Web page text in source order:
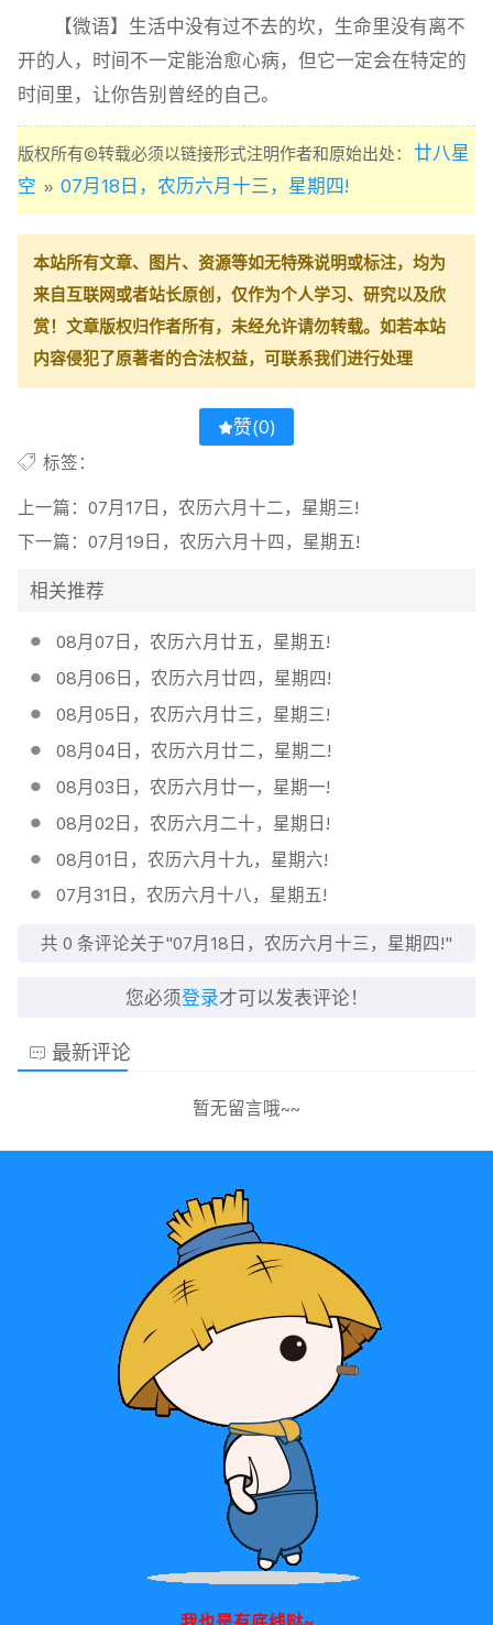
【微语】生活中没有过不去的坎，生命里没有离不
开的人，时间不一定能治愈心病，但它一定会在特定的
时间里，让你告别曾经的自己。
版权所有©转载必须以链接形式注明作者和原始出处：
廿八星
空 » 07月18日，农历六月十三，星期四!
本站所有文章、图片、资源等如无特殊说明或标注，均为
来自互联网或者站长原创，仅作为个人学习、研究以及欣
赏！文章版权归作者所有，未经允许请勿转载。如若本站
内容侵犯了原著者的合法权益，可联系我们进行处理
赞(0)
标签：
上一篇： 07月17日，农历六月十二，星期三!
下一篇： 07月19日，农历六月十四，星期五!
相关推荐
08月07日，农历六月廿五，星期五!
08月06日，农历六月廿四，星期四!
08月05日，农历六月廿三，星期三!
08月04日，农历六月廿二，星期二!
08月03日，农历六月廿一，星期一!
08月02日，农历六月二十，星期日!
08月01日，农历六月十九，星期六!
07月31日，农历六月十八，星期五!
共 0 条评论关于"07月18日，农历六月十三，星期四!"
您必须登录才可以发表评论！
最新评论
暂无留言哦~~